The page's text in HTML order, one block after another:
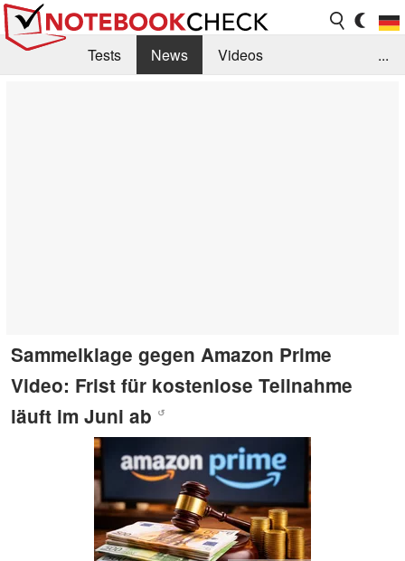
Tests News
Videos
...
Sammelklage gegen Amazon Prime
Video: Frist für kostenlose Teilnahme
läuft im Juni ab ↺